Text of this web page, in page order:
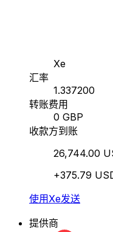
Xe
汇率
1.337200
转账费用
0 GBP
收款方到账
26,744.00
+375.79
使用Xe发送
提供商